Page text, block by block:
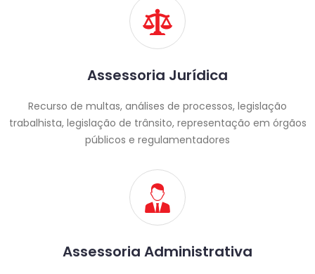
Assessoria Jurídica
Recurso de multas, análises de processos, legislação
trabalhista, legislação de trânsito, representação em órgãos
públicos e regulamentadores
Assessoria Administrativa